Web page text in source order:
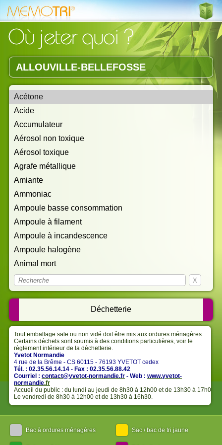
ALLOUVILLE-BELLEFOSSE
Déchetterie
Tout emballage sale ou non vidé doit être mis aux ordures ménagères
Certains déchets sont soumis à des conditions particulières, voir le
règlement intérieur de la déchetterie.
Yvetot Normandie
4 rue de la Brême - CS 60115 - 76193 YVETOT cedex
Tél. : 02.35.56.14.14 - Fax : 02.35.56.88.42
Courriel : contact@yvetot-normandie.fr - Web : www.yvetot-
normandie.fr
Accueil du public : du lundi au jeudi de 8h30 à 12h00 et de 13h30 à 17h00.
Le vendredi de 8h30 à 12h00 et de 13h30 à 16h30.
Bac à ordures ménagères Sac / bac de tri jaune